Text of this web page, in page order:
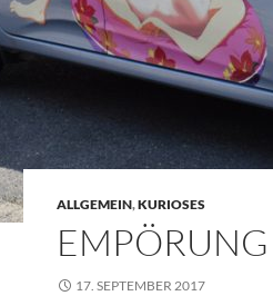
ALLGEMEIN,KURIOSES
17. SEPTEMBER 2017